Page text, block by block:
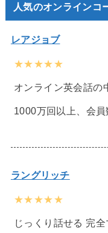
人気のオンラインコ
レアジョブ
★★★★★
オンライン英会話の
1000万回以上、会員
ラングリッチ
★★★★★
じっくり話せる 完